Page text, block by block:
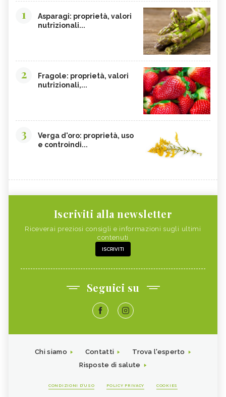
1
Asparagi: proprietà, valori
nutrizionali...
2
Fragole: proprietà, valori
nutrizionali,...
3
Verga d'oro: proprietà, uso
e controindi...
Iscriviti alla newsletter
Riceverai preziosi consigli e informazioni sugli ultimi
contenuti
ISCRIVITI
Seguici su
Chi siamo Contatti
Trova l'esperto
Risposte di salute
CONDIZIONI D'USO POLICY PRIVACY COOKIES